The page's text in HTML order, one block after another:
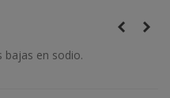
bajas en sodio.